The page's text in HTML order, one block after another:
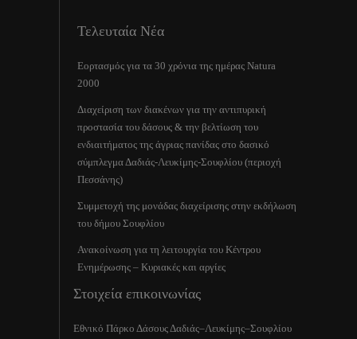
Τελευταία Νέα
Εορτασμός για τα 30 χρόνια της ημέρας Natura
2000
Διαχείριση των διακένων για την αντιπυρική
προστασία του δάσους & την βελτίωση του
ενδιαιτήματος της άγριας πανίδας στο δασικό
σύμπλεγμα Δαδιάς-Λευκίμης-Σουφλίου (περιοχή
Πεσσάνης)
Συμμετοχή της μονάδας διαχείρισης στην εκδήλωση
του δήμου Σουφλίου
Ανακοίνωση για τη λειτουργία του Κέντρου
Ενημέρωσης – Κυριακές και αργίες
Στοιχεία επικοινωνίας
Εθνικό Πάρκο Δάσους Δαδιάς–Λευκίμης–Σουφλίου